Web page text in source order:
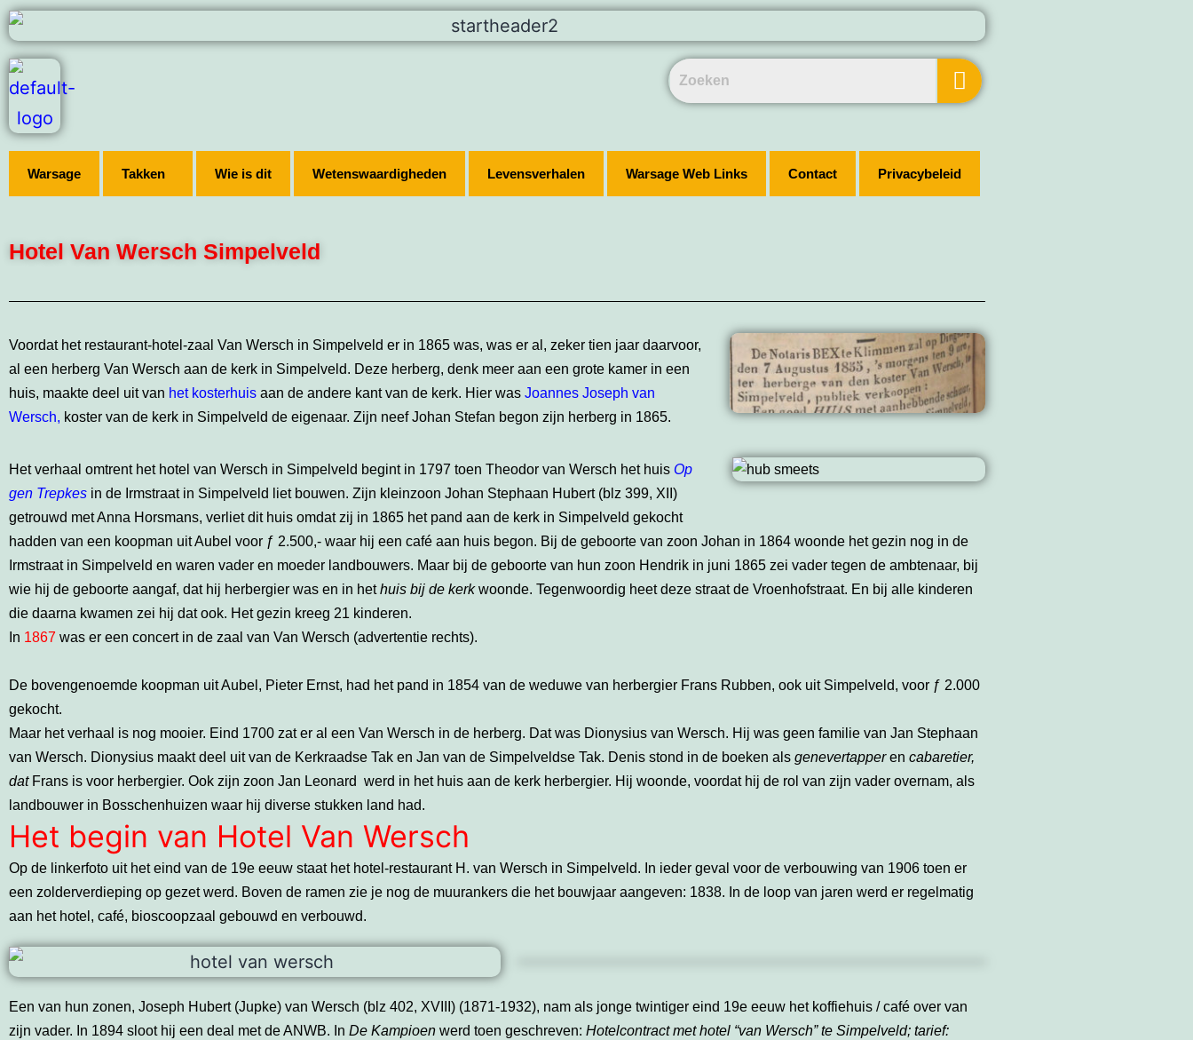
Warsage Takken Wie is dit Wetenswaardigheden Levensverhalen Warsage Web Links Contact Privacybeleid
Hotel Van Wersch Simpelveld
Voordat het restaurant-hotel-zaal Van Wersch in Simpelveld er in 1865 was, was er al, zeker tien jaar daarvoor,
al een herberg Van Wersch aan de kerk in Simpelveld. Deze herberg, denk meer aan een grote kamer in een
huis, maakte deel uit van het kosterhuis aan de andere kant van de kerk. Hier was Joannes Joseph van
Wersch, koster van de kerk in Simpelveld de eigenaar. Zijn neef Johan Stefan begon zijn herberg in 1865.
Het verhaal omtrent het hotel van Wersch in Simpelveld begint in 1797 toen Theodor van Wersch het huis Op
gen Trepkes in de Irmstraat in Simpelveld liet bouwen. Zijn kleinzoon Johan Stephaan Hubert (blz 399, XII)
getrouwd met Anna Horsmans, verliet dit huis omdat zij in 1865 het pand aan de kerk in Simpelveld gekocht
hadden van een koopman uit Aubel voor ƒ 2.500,- waar hij een café aan huis begon. Bij de geboorte van zoon Johan in 1864 woonde het gezin nog in de
Irmstraat in Simpelveld en waren vader en moeder landbouwers. Maar bij de geboorte van hun zoon Hendrik in juni 1865 zei vader tegen de ambtenaar, bij
wie hij de geboorte aangaf, dat hij herbergier was en in hethuis bij de kerkwoonde. Tegenwoordig heet deze straat de Vroenhofstraat. En bij alle kinderen
die daarna kwamen zei hij dat ook. Het gezin kreeg 21 kinderen.
In 1867 was er een concert in de zaal van Van Wersch (advertentie rechts).
De bovengenoemde koopman uit Aubel, Pieter Ernst, had het pand in 1854 van de weduwe van herbergier Frans Rubben, ook uit Simpelveld, voor ƒ 2.000
gekocht.
Maar het verhaal is nog mooier. Eind 1700 zat er al een Van Wersch in de herberg. Dat was Dionysius van Wersch. Hij was geen familie van Jan Stephaan
van Wersch. Dionysius maakt deel uit van de Kerkraadse Tak en Jan van de Simpelveldse Tak. Denis stond in de boeken als genevertapperen cabaretier,
dat Frans is voor herbergier. Ook zijn zoon Jan Leonard werd in het huis aan de kerk herbergier. Hij woonde, voordat hij de rol van zijn vader overnam, als
landbouwer in Bosschenhuizen waar hij diverse stukken land had.
Het begin van Hotel Van Wersch
Op de linkerfoto uit het eind van de 19e eeuw staat het hotel-restaurant H. van Wersch in Simpelveld. In ieder geval voor de verbouwing van 1906 toen er
een zolderverdieping op gezet werd. Boven de ramen zie je nog de muurankers die het bouwjaar aangeven: 1838. In de loop van jaren werd er regelmatig
aan het hotel, café, bioscoopzaal gebouwd en verbouwd.
Een van hun zonen, Joseph Hubert (Jupke) van Wersch (blz 402, XVIII) (1871-1932), nam als jonge twintiger eind 19e eeuw het koffiehuis / café over van
zijn vader. In 1894 sloot hij een deal met de ANWB. In De Kampioen werd toen geschreven: Hotelcontract met hotel “van Wersch” te Simpelveld; tarief: